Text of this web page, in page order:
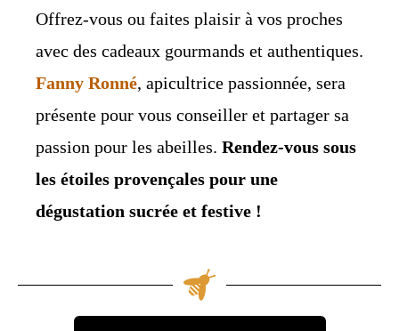
Offrez-vous ou faites plaisir à vos proches
avec des cadeaux gourmands et authentiques.
Fanny Ronné, apicultrice passionnée, sera
présente pour vous conseiller et partager sa
passion pour les abeilles. Rendez-vous sous
les étoiles provençales pour une
dégustation sucrée et festive !